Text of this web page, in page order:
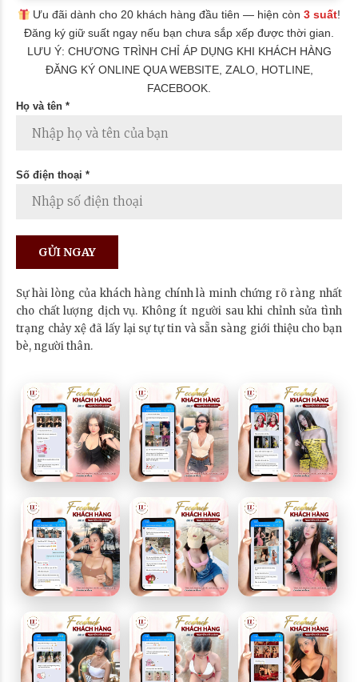
Ưu đãi dành cho 20 khách hàng đầu tiên — hiện còn3 suất!
Đăng ký giữ suất ngay nếu bạn chưa sắp xếp được thời gian.
LƯU Ý: CHƯƠNG TRÌNH CHỈ ÁP DỤNG KHI KHÁCH HÀNG
ĐĂNG KÝ ONLINE QUA WEBSITE, ZALO, HOTLINE,
FACEBOOK.
Họ và tên *
Số điện thoại *
Sự hài lòng của khách hàng chính là minh chứng rõ ràng nhất
cho chất lượng dịch vụ. Không ít người sau khi chỉnh sửa tình
trạng chảy xệ đã lấy lại sự tự tin và sẵn sàng giới thiệu cho bạn
bè, người thân.